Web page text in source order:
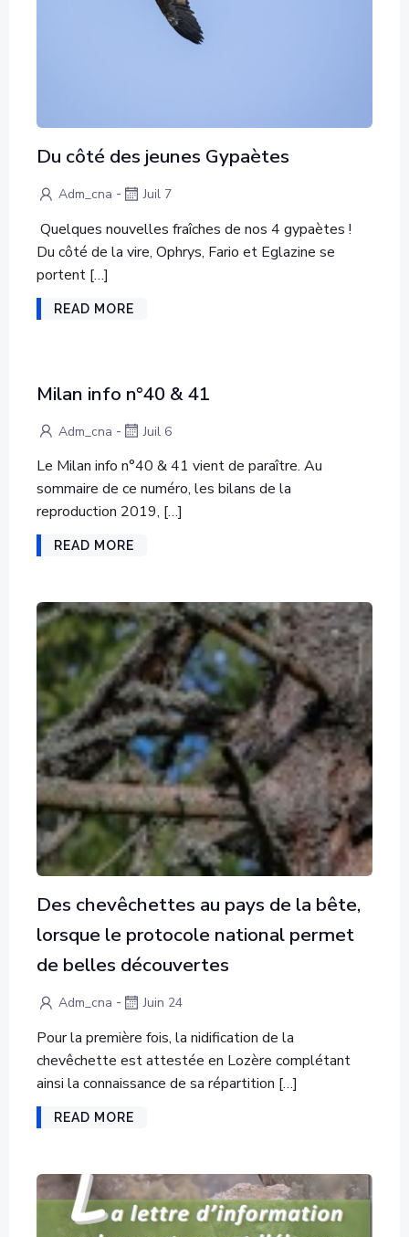
Du côté des jeunes Gypaètes
Adm_cna - Juil 7
Quelques nouvelles fraîches de nos 4 gypaètes !
Du côté de la vire, Ophrys, Fario et Eglazine se
portent […]
READ MORE
Milan info n°40 & 41
Adm_cna - Juil 6
Le Milan info n°40 & 41 vient de paraître. Au
sommaire de ce numéro, les bilans de la
reproduction 2019, […]
READ MORE
Des chevêchettes au pays de la bête,
lorsque le protocole national permet
de belles découvertes
Adm_cna - Juin 24
Pour la première fois, la nidification de la
chevêchette est attestée en Lozère complétant
ainsi la connaissance de sa répartition […]
READ MORE